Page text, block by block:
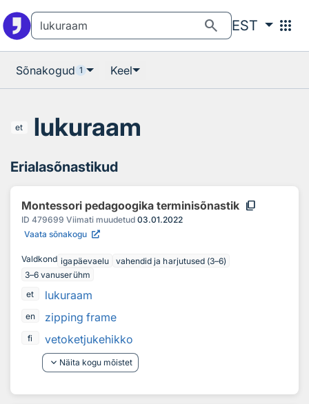
search EST apps
Sõnakogud 1 Keel
et lukuraam
Erialasõnastikud
Montessori pedagoogika terminisõnastik content_copy
ID 479699 Viimati muudetud 03.01.2022
Vaata sõnakogu
Valdkond igapäevaelu
vahendid ja harjutused (3–6)
3–6 vanuserühm
et
lukuraam
en zipping frame
fi
vetoketjukehikko
keyboard_arrow_down Näita kogu mõistet